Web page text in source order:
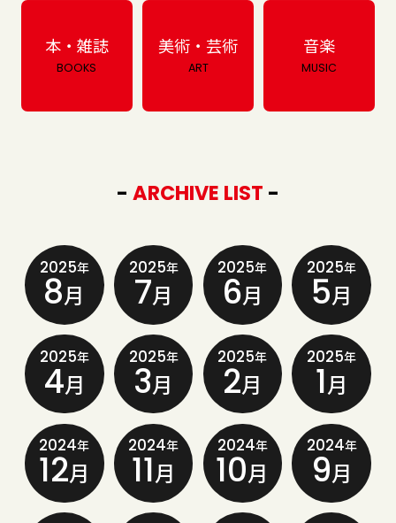
本・雑誌
BOOKS
美術・芸術
ART
音楽
MUSIC
- ARCHIVE LIST -
2025年
8月
2025年
7月
2025年
6月
2025年
5月
2025年
4月
2025年
3月
2025年
2月
2025年
1月
2024年
12月
2024年
11月
2024年
10月
2024年
9月